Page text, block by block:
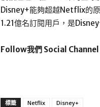
Disney+能夠超越Netflix的
1.21億名訂閱用戶，是
Follow我們 Social Channel
標籤 Netflix Disney+